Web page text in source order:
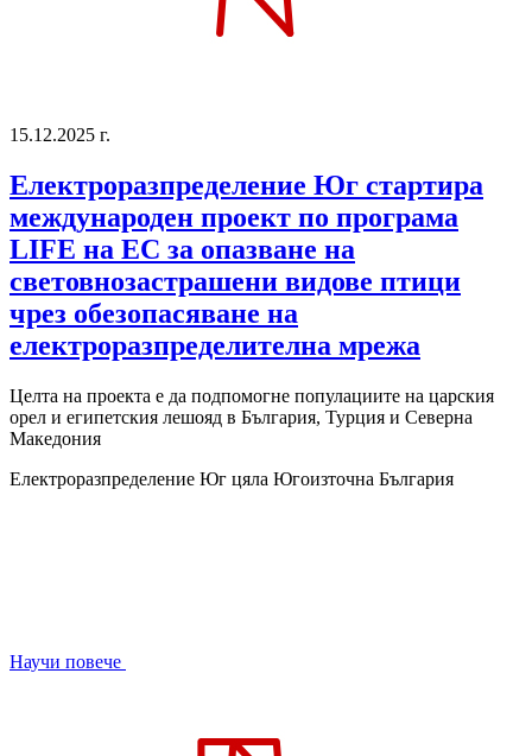
15.12.2025 г.
Електроразпределение Юг стартира
международен проект по програма
LIFE на ЕС за опазване на
световнозастрашени видове птици
чрез обезопасяване на
електроразпределителна мрежа
Целта на проекта е да подпомогне популациите на царския
орел и египетския лешояд в България, Турция и Северна
Македония
Електроразпределение Юг цяла Югоизточна България
Научи повече